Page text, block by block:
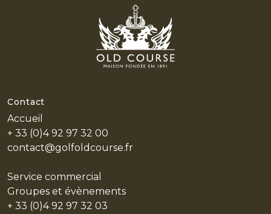
Contact
Accueil
+ 33 (0)4 92 97 32 00
contact@golfoldcourse.fr
Service commercial
Groupes et évènements
+ 33 (0)4 92 97 32 03